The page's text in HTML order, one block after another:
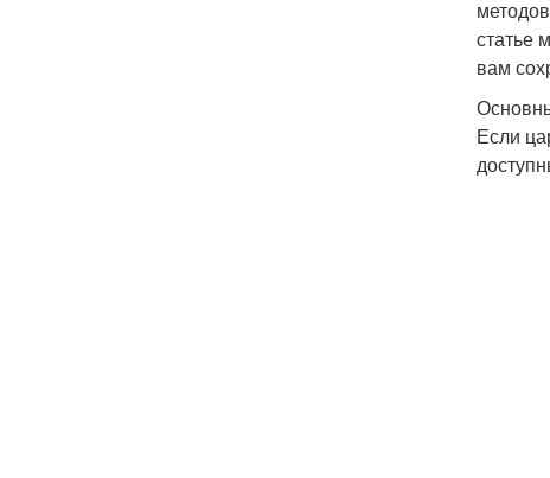
статье
вам
Если